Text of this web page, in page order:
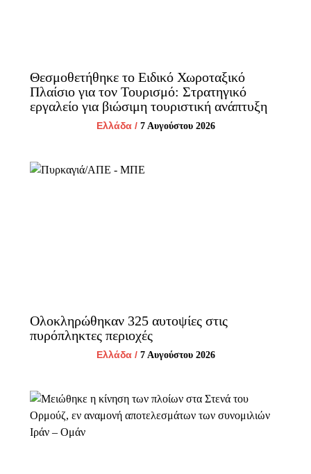
Θεσμοθετήθηκε το Ειδικό Χωροταξικό
Πλαίσιο για τον Τουρισμό: Στρατηγικό
εργαλείο για βιώσιμη τουριστική ανάπτυξη
Ελλάδα/ 7 Αυγούστου 2026
Ολοκληρώθηκαν 325 αυτοψίες στις
πυρόπληκτες περιοχές
Ελλάδα/ 7 Αυγούστου 2026